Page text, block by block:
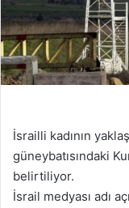
İsrailli kadının
güneybatısındaki
belirtiliyor.
İsrail medyası adı